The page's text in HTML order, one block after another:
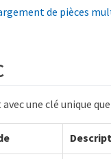
de pièces
une clé unique